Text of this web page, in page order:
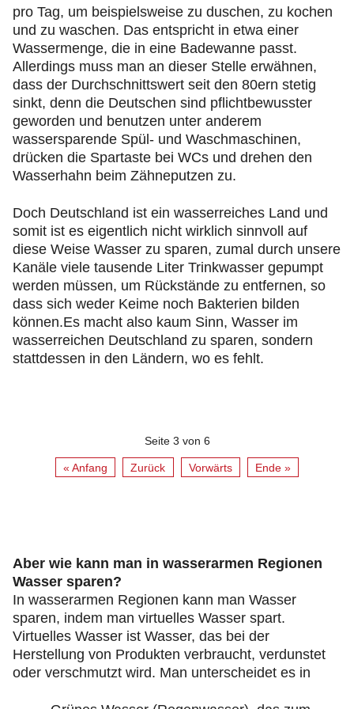
pro Tag, um beispielsweise zu duschen, zu kochen
und zu waschen. Das entspricht in etwa einer
Wassermenge, die in eine Badewanne passt.
Allerdings muss man an dieser Stelle erwähnen,
dass der Durchschnittswert seit den 80ern stetig
sinkt, denn die Deutschen sind pflichtbewusster
geworden und benutzen unter anderem
wassersparende Spül- und Waschmaschinen,
drücken die Spartaste bei WCs und drehen den
Wasserhahn beim Zähneputzen zu.
Doch Deutschland ist ein wasserreiches Land und
somit ist es eigentlich nicht wirklich sinnvoll auf
diese Weise Wasser zu sparen, zumal durch unsere
Kanäle viele tausende Liter Trinkwasser gepumpt
werden müssen, um Rückstände zu entfernen, so
dass sich weder Keime noch Bakterien bilden
können.Es macht also kaum Sinn, Wasser im
wasserreichen Deutschland zu sparen, sondern
stattdessen in den Ländern, wo es fehlt.
Seite 3 von 6
« Anfang Zurück Vorwärts Ende »
Aber wie kann man in wasserarmen Regionen
Wasser sparen?
In wasserarmen Regionen kann man Wasser
sparen, indem man virtuelles Wasser spart.
Virtuelles Wasser ist Wasser, das bei der
Herstellung von Produkten verbraucht, verdunstet
oder verschmutzt wird. Man unterscheidet es in